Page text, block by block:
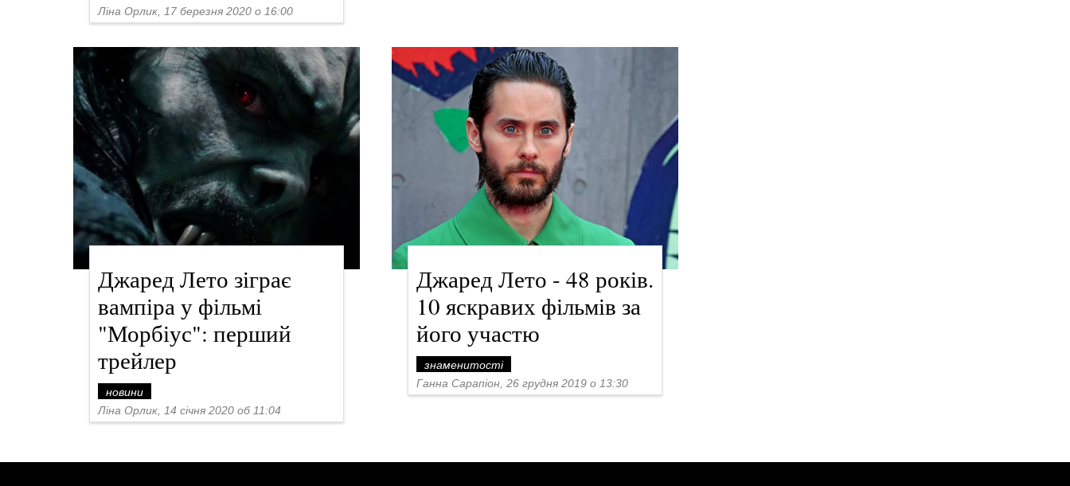
Ліна Орлик, 17 березня 2020 о 16:00
Джаред Лето зіграє
вампіра у фільмі
"Морбіус": перший
трейлер
новини
Ліна Орлик, 14 січня 2020 об 11:04
Джаред Лето - 48 років.
10 яскравих фільмів за
його участю
знаменитості
Ганна Сарапіон, 26 грудня 2019 о 13:30